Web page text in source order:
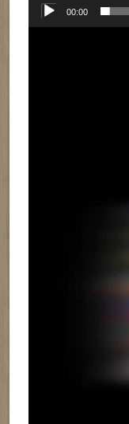
00:00